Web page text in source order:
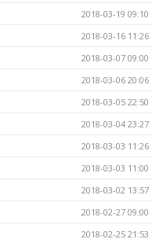
2018-03-19 09:10
2018-03-16 11:26
2018-03-07 09:00
2018-03-06 20:06
2018-03-05 22:50
2018-03-04 23:27
2018-03-03 11:26
2018-03-03 11:00
2018-03-02 13:57
2018-02-27 09:00
2018-02-25 21:53